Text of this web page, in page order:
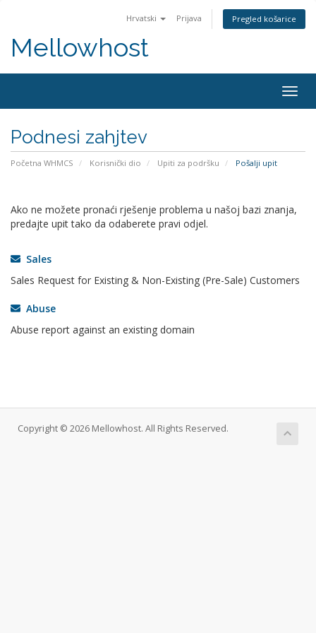
Hrvatski Prijava Pregled košarice
Mellowhost
Podnesi zahjtev
Početna WHMCS Korisnički dio Upiti za podršku Pošalji upit
Ako ne možete pronaći rješenje problema u našoj bazi znanja,
predajte upit tako da odaberete pravi odjel.
Sales
Sales Request for Existing & Non-Existing (Pre-Sale) Customers
Abuse
Abuse report against an existing domain
Copyright © 2026 Mellowhost. All Rights Reserved.